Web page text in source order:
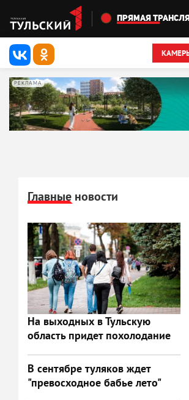
Перейти к основному содержанию
ПРЯМАЯ
РЕКЛАМА
Главные новости
На выходных в Тульскую
область придет похолодание
В сентябре туляков ждет
"превосходное бабье лето"